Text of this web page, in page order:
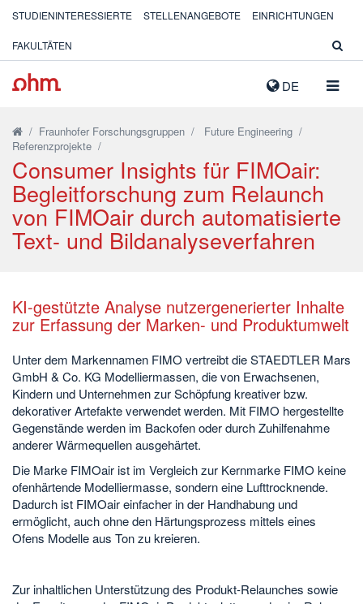
DE
STUDIENINTERESSIERTE STELLENANGEBOTE EINRICHTUNGEN
FAKULTÄTEN
/ Fraunhofer Forschungsgruppen / Future Engineering /
Referenzprojekte /
Consumer Insights für FIMOair:
Begleitforschung zum Relaunch
von FIMOair durch automatisierte
Text- und Bildanalyseverfahren
KI-gestützte Analyse nutzergenerierter Inhalte
zur Erfassung der Marken- und Produktumwelt
Unter dem Markennamen FIMO vertreibt die STAEDTLER Mars
GmbH & Co. KG Modelliermassen, die von Erwachsenen,
Kindern und Unternehmen zur Schöpfung kreativer bzw.
dekorativer Artefakte verwendet werden. Mit FIMO hergestellte
Gegenstände werden im Backofen oder durch Zuhilfenahme
anderer Wärmequellen ausgehärtet.
Die Marke FIMOair ist im Vergleich zur Kernmarke FIMO keine
ofenhärtende Modelliermasse, sondern eine Lufttrocknende.
Dadurch ist FIMOair einfacher in der Handhabung und
ermöglicht, auch ohne den Härtungsprozess mittels eines
Ofens Modelle aus Ton zu kreieren.
Zur inhaltlichen Unterstützung des Produkt-Relaunches sowie